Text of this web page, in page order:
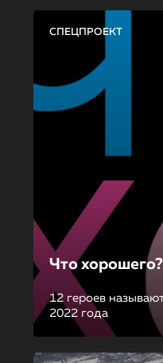
СПЕЦПРОЕКТ
Что хорошего?
12 героев
2022 года